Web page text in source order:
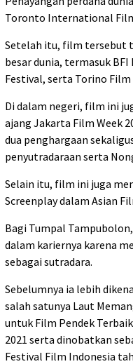
Toronto International
Setelah itu, film tersebut
besar dunia, termasuk
Festival, serta Torino Film
Di dalam negeri, film ini
ajang Jakarta Film Week
dua penghargaan
penyutradaraan serta
Selain itu, film ini juga
Screenplay dalam Asian
Bagi Tumpal
dalam kariernya karena
sebagai sutradara.
Sebelumnya ia lebih
salah satunya Laut
untuk Film Pendek
2021 serta dinobatkan
Festival Film Indonesia